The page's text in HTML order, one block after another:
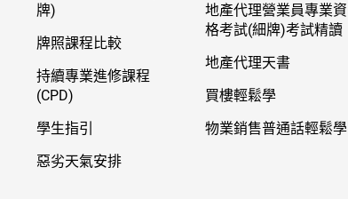
牌)
牌照課程比較
持續專業進修課程
(CPD)
學生指引
惡劣天氣安排
地產代理營業員專業資
格考試(細牌)考試精讀
地產代理天書
買樓輕鬆學
物業銷售普通話輕鬆學